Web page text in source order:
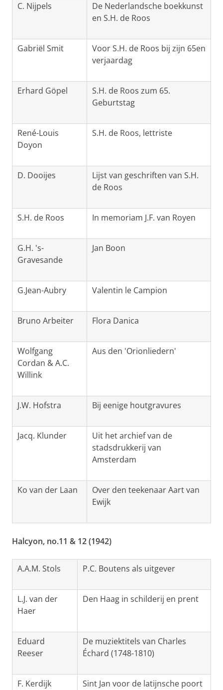
C. Nijpels
De Nederlandsche boekkunst
en S.H. de Roos
Gabriël Smit
Voor S.H. de Roos bij zijn 65en
verjaardag
Erhard Göpel
S.H. de Roos zum 65.
Geburtstag
René-Louis
Doyon
S.H. de Roos, lettriste
D. Dooijes
Lijst van geschriften van S.H.
de Roos
S.H. de Roos In memoriam J.F. van Royen
G.H. 's-
Gravesande
Jan Boon
G.Jean-Aubry Valentin le Campion
Bruno Arbeiter Flora Danica
Wolfgang
Cordan & A.C.
Willink
Aus den 'Orionliedern'
J.W. Hofstra Bij eenige houtgravures
Jacq. Klunder
Uit het archief van de
stadsdrukkerij van
Amsterdam
Ko van der Laan
Over den teekenaar Aart van
Ewijk
Halcyon, no.11 & 12 (1942)
A.A.M. Stols P.C. Boutens als uitgever
L.J. van der
Haer
Den Haag in schilderij en prent
Eduard
Reeser
De muziektitels van Charles
Échard (1748-1810)
F. Kerdijk Sint Jan voor de latijnsche poort